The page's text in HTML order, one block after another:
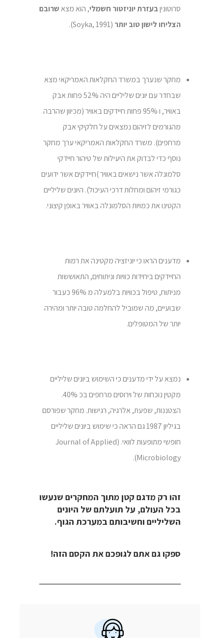
סרוטוניןבעזרת יוניזטור חשמלי, הוא מצאשרובם
הצליחו לישון טוב יותר (Soyka, 1991).
מחקר שנערך במשרד החקלאות האמריקאי מצא
שבחדר עם יונים שליליים היה 52% פחות אבק
באוויר, ו 95% פחות חיידקים באוויר (מכיוון שהרבה
מהגורמים לזיהום נמצאים על חלקיקי אבק
מרחפים). משרד החקלאות האמריקאי ערך מחקר
נוסף כדי לבדוק את היעילות של טיהור חיידקי
סלמונלה אשר נישאים באוויר )חיידקים אשר ידועים
כגורמי זיהום ומחלות דרכי העיכול). היונים שליליים
הקטינו את כמויות הסלמונלה באוויר באופן קיצוני.
מדענים הראו כי יוניזציה מקטינה את רמות
החיידקים ביחידות כוויות וניתוחים, התאוששות
מניתוח, טיפול בכוויות בלמעלה מ 96% כעבור
שבועיים, מה שמוביל להחלמה טובה יותר ומהירה
יותר של המטופלים.
נמצא על ידי מדענים כי השימוש ביונים שליליים
מקטין נוכחות של וירוסים מרחפים בכ 40%.
הצטננות, שפעת, אלרגיה, רגישות. מחקר שפורסם
בגיליון 1987 גם הראה כי שימוש ביונים שליליים
חופשי מתופעות לוואי. (Journal of Applied
Microbiology).
זהו רק מדגם קטן מתוך המחקרים שנעשו
בכל העולם, על תועלתם של היונים
השליליים וחשיבותם במערכת הגוף.
ספקו גם אתם לגופכם את הקסם הזה!